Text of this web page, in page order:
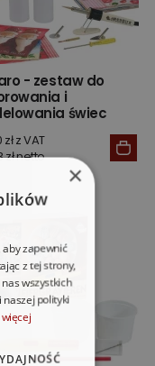
- zestaw do
i
świec
zł z VAT
zł netto
×
aby zapewnić
z tej strony,
wszystkich
naszej polityki